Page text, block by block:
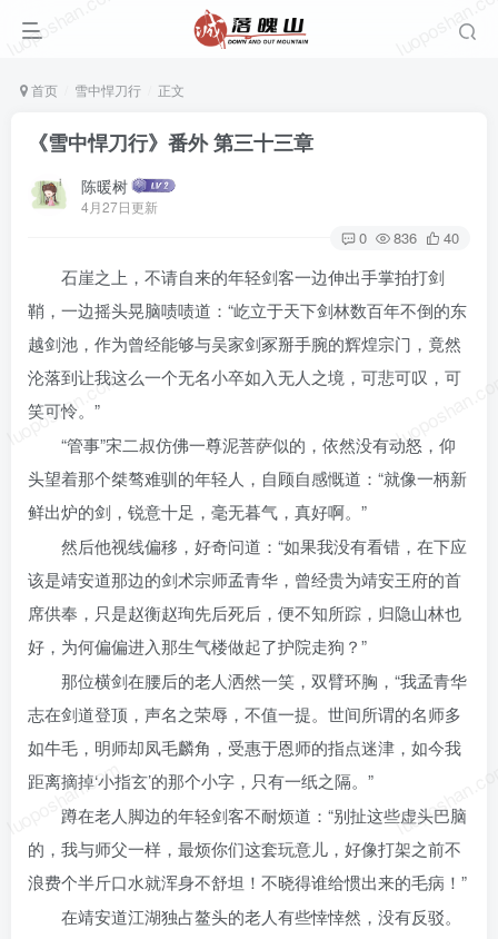
首页 雪中悍刀行 正文
《雪中悍刀行》番外 第三十三章
陈暖树
4月27日更新
0 836 40
luoposhan.com
luoposhan.com
luoposhan.com
石崖之上，不请自来的年轻剑客一边伸出手掌拍打剑
鞘，一边摇头晃脑啧啧道：“屹立于天下剑林数百年不倒的东
越剑池，作为曾经能够与吴家剑冢掰手腕的辉煌宗门，竟然
沦落到让我这么一个无名小卒如入无人之境，可悲可叹，可
笑可怜。”
“管事”宋二叔仿佛一尊泥菩萨似的，依然没有动怒，仰
头望着那个桀骜难驯的年轻人，自顾自感慨道：“就像一柄新
鲜出炉的剑，锐意十足，毫无暮气，真好啊。”
然后他视线偏移，好奇问道：“如果我没有看错，在下应
该是靖安道那边的剑术宗师孟青华，曾经贵为靖安王府的首
席供奉，只是赵衡赵珣先后死后，便不知所踪，归隐山林也
好，为何偏偏进入那生气楼做起了护院走狗？”
那位横剑在腰后的老人洒然一笑，双臂环胸，“我孟青华
志在剑道登顶，声名之荣辱，不值一提。世间所谓的名师多
如牛毛，明师却凤毛麟角，受惠于恩师的指点迷津，如今我
距离摘掉‘小指玄’的那个小字，只有一纸之隔。”
蹲在老人脚边的年轻剑客不耐烦道：“别扯这些虚头巴脑
的，我与师父一样，最烦你们这套玩意儿，好像打架之前不
浪费个半斤口水就浑身不舒坦！不晓得谁给惯出来的毛病！”
在靖安道江湖独占鳌头的老人有些悻悻然，没有反驳。